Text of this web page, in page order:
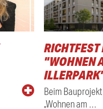
RICHTFEST
"WOHNEN
Beim Bauprojekt
„Wohnen am …